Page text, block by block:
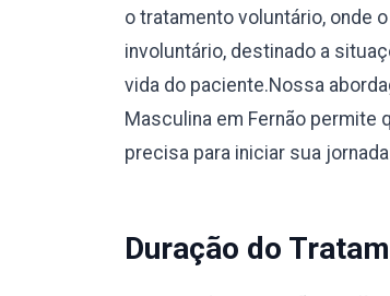
o tratamento voluntário, onde
involuntário, destinado a
vida do paciente.Nossa
Masculina em Fernão
precisa para iniciar sua
Duração do